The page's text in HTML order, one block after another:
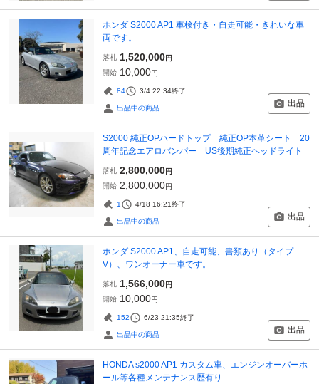
ホンダ S2000 AP1 車検付き・自走可能・きれいな車
両です。
落札 1,520,000円
開始 10,000円
84 3/4 22:34終了
出品中の商品 出品
S2000 純正OPハードトップ 純正OP本革シート 20
周年記念エアロバンパー US後期純正ヘッドライト
落札 2,800,000円
開始 2,800,000円
1 4/18 16:21終了
出品中の商品 出品
ホンダ S2000 AP1、自走可能、書類あり（タイプ
V）、ワンオーナー車です。
落札 1,566,000円
開始 10,000円
152 6/23 21:35終了
出品中の商品 出品
HONDA s2000 AP1 カスタム車、エンジンオーバーホ
ール等各種メンテナンス歴有り